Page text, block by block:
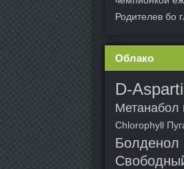
Родителев бо
Облако
D-
Метанабол
Chlorophyll
Болденол